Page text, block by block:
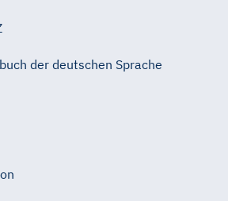
der deutschen Sprache